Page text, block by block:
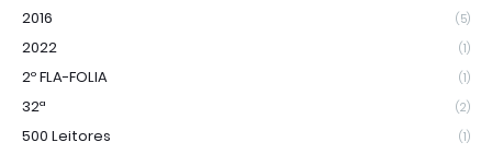
2016 (5)
2022 (1)
2º FLA-FOLIA (1)
32ª (2)
500 Leitores (1)